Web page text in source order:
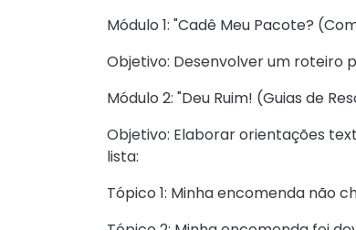
Módulo 1: "Cadê Meu Pacote?
Objetivo: Desenvolver um roteiro
Módulo 2: "Deu Ruim! (Guias de
Objetivo: Elaborar orientações
lista:
Tópico 1: Minha encomenda não